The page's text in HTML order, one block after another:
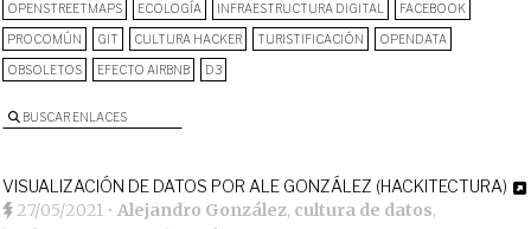
OPENSTREETMAPS ECOLOGÍA INFRAESTRUCTURA DIGITAL FACEBOOK
PROCOMÚN GIT CULTURA HACKER TURISTIFICACIÓN OPENDATA
OBSOLETOS EFECTO AIRBNB D3
BUSCAR ENLACES
VISUALIZACIÓN DE DATOS POR ALE GONZÁLEZ (HACKITECTURA)
27/05/2021 •Alejandro González, cultura de datos,